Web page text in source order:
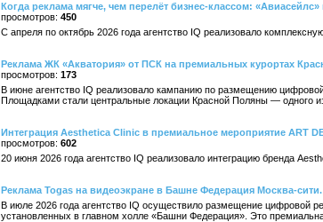
Когда реклама мягче, чем перелёт бизнес-классом:
450
С апреля по октябрь 2026 года агентство IQ реализовало
Реклама ЖК «Акватория» от ПСК на премиальных курортах
173
В июне агентство IQ реализовало кампанию по размещению
Площадками стали центральные локации Красной Поляны — одного
Интеграция Aesthetica Clinic в премиальное мероприятие ART
602
20 июня 2026 года агентство IQ реализовало интеграцию бренда
Реклама Togas на видеоэкране в Башне Федерация Москва-сити.
В июле 2026 года агентство IQ осуществило размещение цифровой
установленных в главном холле «Башни Федерация». Это